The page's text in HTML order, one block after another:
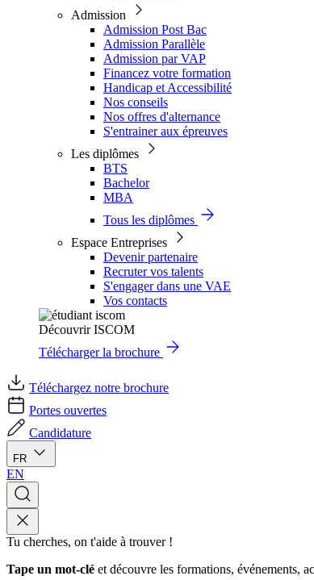
Admission
Admission Post Bac
Admission Parallèle
Admission par VAP
Financez votre formation
Handicap et Accessibilité
Nos conseils
Nos offres d'alternance
S'entrainer aux épreuves
Les diplômes
BTS
Bachelor
MBA
Tous les diplômes
Espace Entreprises
Devenir partenaire
Recruter vos talents
S'engager dans une VAE
Vos contacts
Découvrir ISCOM
Télécharger la brochure
Téléchargez notre brochure
Portes ouvertes
Candidature
FR
EN
Tu cherches, on t'aide à trouver !
Tape un mot-clé et découvre les formations, événements,